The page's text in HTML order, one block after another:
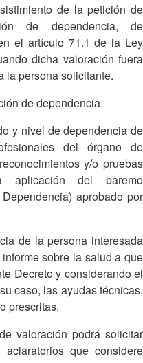
de la petición de
de dependencia, de
el artículo 71.1 de la Ley
dicha valoración fuera
la persona solicitante.
de dependencia.
y nivel de dependencia de
del órgano de
y/o pruebas
aplicación del baremo
aprobado por
de la persona interesada
sobre la salud a que
Decreto y considerando el
caso, las ayudas técnicas,
prescritas.
valoración podrá solicitar
que considere